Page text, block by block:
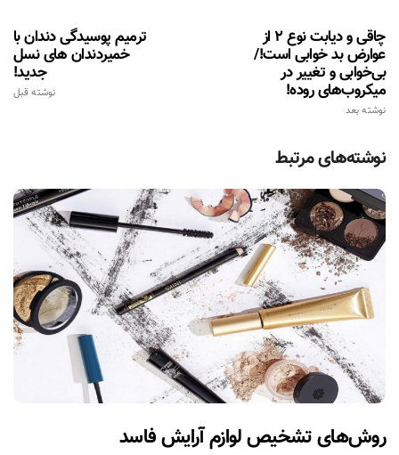
ترمیم پوسیدگی دندان با
خمیردندان های نسل
جدید!
نوشته قبل
چاقی و دیابت نوع 2 از
عوارض بد خوابی است!/
بی‌خوابی و تغییر در
میکروب‌های روده!
نوشته بعد
نوشته‌های مرتبط
روش‌های تشخیص لوازم آرایش فاسد